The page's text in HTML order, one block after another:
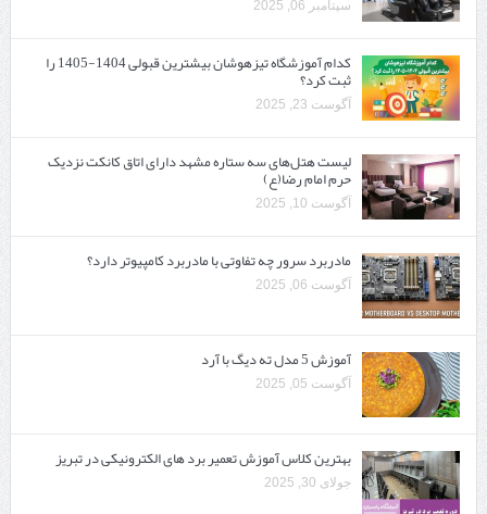
سپتامبر 06, 2025
کدام آموزشگاه تیزهوشان بیشترین قبولی 1404-1405 را
ثبت کرد؟
آگوست 23, 2025
لیست هتل‌های سه ستاره مشهد دارای اتاق کانکت نزدیک
حرم امام رضا(ع)
آگوست 10, 2025
مادربرد سرور چه تفاوتی با مادربرد کامپیوتر دارد؟
آگوست 06, 2025
آموزش 5 مدل ته دیگ با آرد
آگوست 05, 2025
بهترین کلاس آموزش تعمیر برد های الکترونیکی در تبریز
جولای 30, 2025